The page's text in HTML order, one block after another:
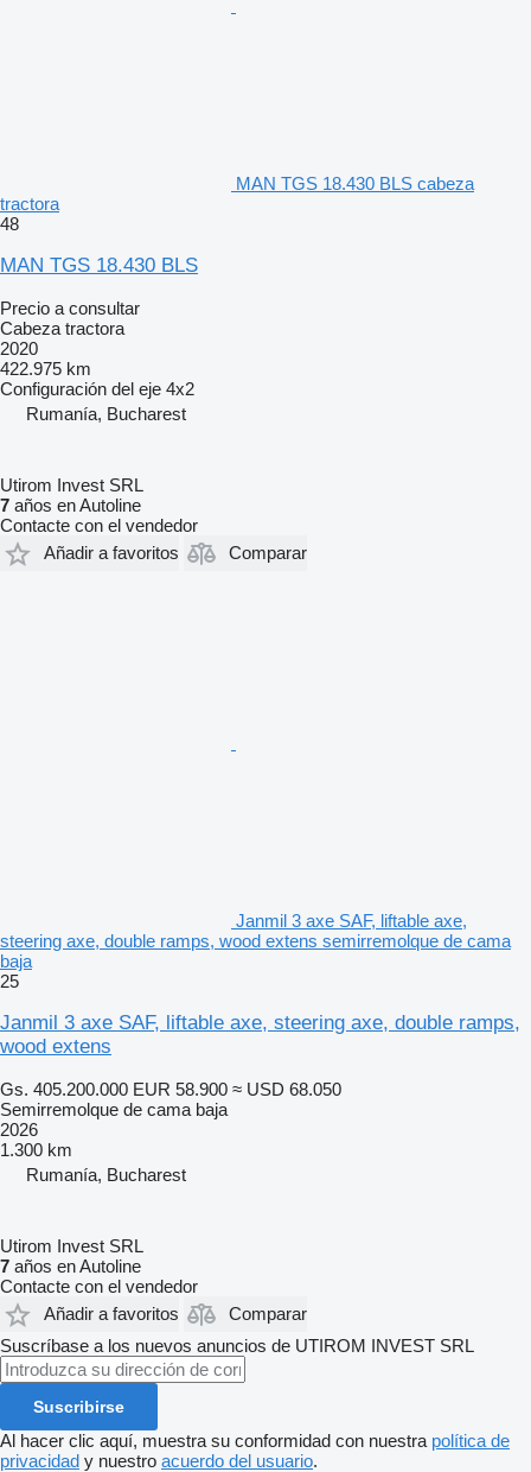
MAN TGS 18.430 BLS cabeza
tractora
48
MAN TGS 18.430 BLS
Precio a consultar
Cabeza tractora
2020
422.975 km
Configuración del eje 4x2
Rumanía, Bucharest
Utirom Invest SRL
7 años en Autoline
Contacte con el vendedor
Añadir a favoritos
Comparar
Janmil 3 axe SAF, liftable axe,
steering axe, double ramps, wood extens semirremolque de cama
baja
25
Janmil 3 axe SAF, liftable axe, steering axe, double ramps,
wood extens
Gs. 405.200.000 EUR 58.900 ≈ USD 68.050
Semirremolque de cama baja
2026
1.300 km
Rumanía, Bucharest
Utirom Invest SRL
7 años en Autoline
Contacte con el vendedor
Añadir a favoritos
Comparar
Suscríbase a los nuevos anuncios de UTIROM INVEST SRL
Suscribirse
Al hacer clic aquí, muestra su conformidad con nuestra política de
privacidad y nuestro acuerdo del usuario.